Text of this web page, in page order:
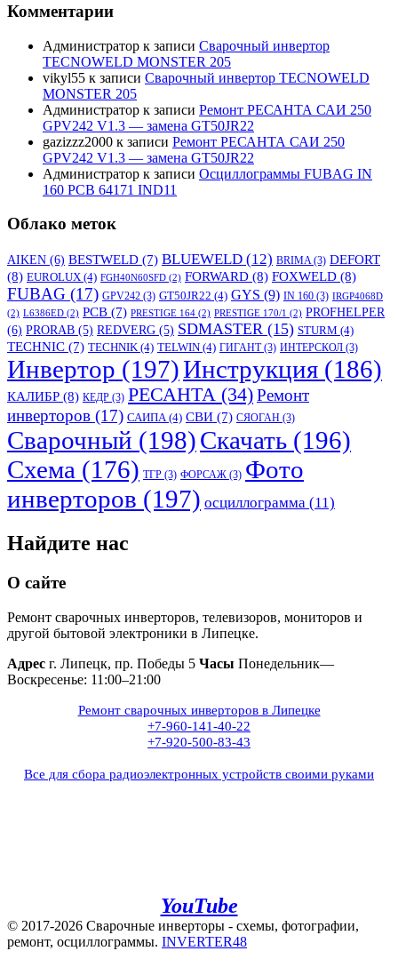
Комментарии
Администратор к записи Сварочный инвертор
TECNOWELD MONSTER 205
vikyl55 к записи Сварочный инвертор TECNOWELD
MONSTER 205
Администратор к записи Ремонт РЕСАНТА САИ 250
GPV242 V1.3 — замена GT50JR22
gazizzz2000 к записи Ремонт РЕСАНТА САИ 250
GPV242 V1.3 — замена GT50JR22
Администратор к записи Осциллограммы FUBAG IN
160 PCB 64171 IND11
Облако меток
AIKEN (6) BESTWELD (7) BLUEWELD (12) BRIMA(3) DEFORT
(8) EUROLUX (4) FGH40N60SFD (2) FORWARD (8) FOXWELD (8)
FUBAG (17) GPV242 (3) GT50JR22 (4) GYS (9) IN 160 (3) IRGP4068D
(2) L6386ED (2) PCB (7) PRESTIGE 164 (2) PRESTIGE 170/1 (2) PROFHELPER
(6) PRORAB (5) REDVERG (5) SDMASTER (15) STURM (4)
TECHNIC (7) TECHNIK (4) TELWIN (4) ГИГАНТ(3) ИНТЕРСКОЛ (3)
Инвертор (197)Инструкция (186)
КАЛИБР (8) КЕДР (3) РЕСАНТА (34)Ремонт
инверторов (17) САИПА(4) СВИ (7) СЯОГАН (3)
Сварочный (198)Скачать (196)
Схема (176) ТГР (3) ФОРСАЖ (3) Фото
инверторов (197) осциллограмма (11)
Найдите нас
О сайте
Ремонт сварочных инверторов, телевизоров, мониторов и
другой бытовой электроники в Липецке.
Адрес г. Липецк, пр. Победы 5 Часы Понедельник—
Воскресенье: 11:00–21:00
Ремонт сварочных инверторов в Липецке
+7-960-141-40-22
+7-920-500-83-43
Все для сбора радиоэлектронных устройств своими руками
YouTube
© 2017-2026 Сварочные инверторы - схемы, фотографии,
ремонт, осциллограммы. INVERTER48